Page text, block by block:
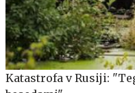
Katastrofa v Rusiji: